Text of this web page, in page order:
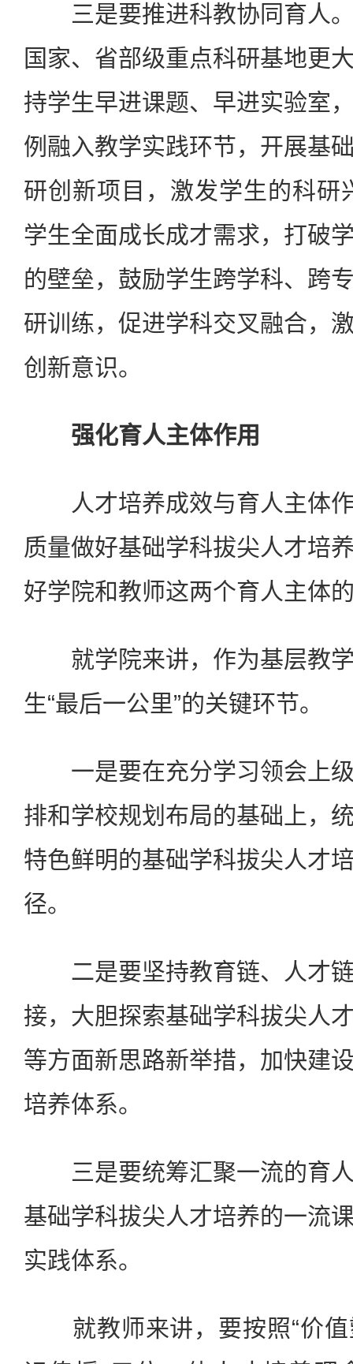
三是要推进科教协同育人。
国家、省部级重点科研基地更
持学生早进课题、早进实验室
例融入教学实践环节，开展基
研创新项目，激发学生的科研
学生全面成长成才需求，打破
的壁垒，鼓励学生跨学科、跨
研训练，促进学科交叉融合，
创新意识。
强化育人主体作用
人才培养成效与育人主体作
质量做好基础学科拔尖人才培
好学院和教师这两个育人主体
就学院来讲，作为基层教学
生“最后一公里”的关键环节。
一是要在充分学习领会上级
排和学校规划布局的基础上，
特色鲜明的基础学科拔尖人才
径。
二是要坚持教育链、人才链
接，大胆探索基础学科拔尖人
等方面新思路新举措，加快建
培养体系。
三是要统筹汇聚一流的育人
基础学科拔尖人才培养的一流
实践体系。
就教师来讲，要按照“价值